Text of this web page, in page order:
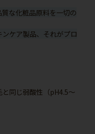
な化粧品原料を一切の
ケア製品、それがプロ
同じ弱酸性（pH4.5～